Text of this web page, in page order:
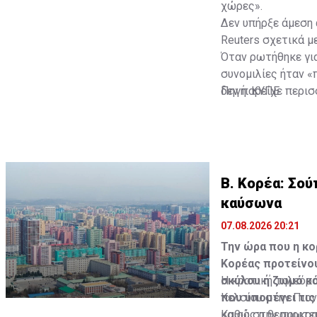
χώρες».
Δεν υπήρξε
Reuters σχετικά
Όταν ρωτήθηκε
συνομιλίες ήταν
δεν παρείχε
Πηγή: ΚΥΠΕ
Β. Κορέα:
καύσωνα
07.08.2026 20:21
Την ώρα που η
Κορέας
σκύλου ή ζωμό
που υπομένει
Η κρατική
Κελσίου στην
καιρό στην
Καθώς η